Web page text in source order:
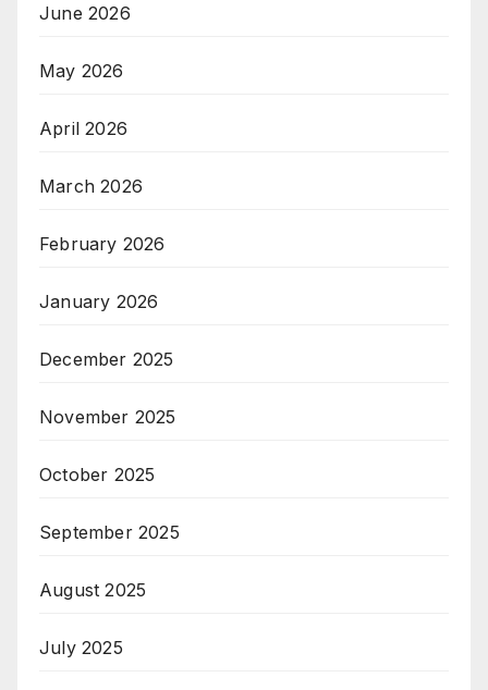
June 2026
May 2026
April 2026
March 2026
February 2026
January 2026
December 2025
November 2025
October 2025
September 2025
August 2025
July 2025